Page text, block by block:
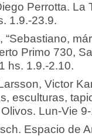
Perrotta. La
1.9.-23.9.­
“Sebastiano,
Primo 730,
hs. 1.9.-2.10.­­
Victor
esculturas,
Lun-Vie
Espacio de